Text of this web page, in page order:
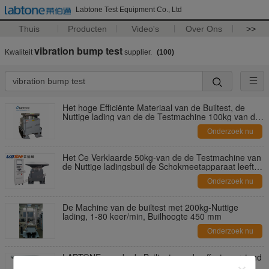
Labtone Test Equipment Co., Ltd
Thuis Producten Video's Over Ons >>
Kwaliteit vibration bump test supplier. (100)
Het hoge Efficiënte Materiaal van de Builtest, de
Nuttige lading van de de Testmachine 100kg van de
Onderzoek nu
Het Ce Verklaarde 50kg-van de de Testmachine van
de Nuttige ladingsbuil de Schokmeetapparaat leeft
Onderzoek nu
De Machine van de builtest met 200kg-Nuttige
lading, 1-80 keer/min, Builhoogte 450 mm
Onderzoek nu
LABTONE van de de Builtest van de effectweerstand